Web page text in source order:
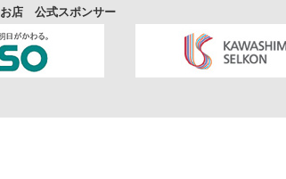
お店 公式スポンサー